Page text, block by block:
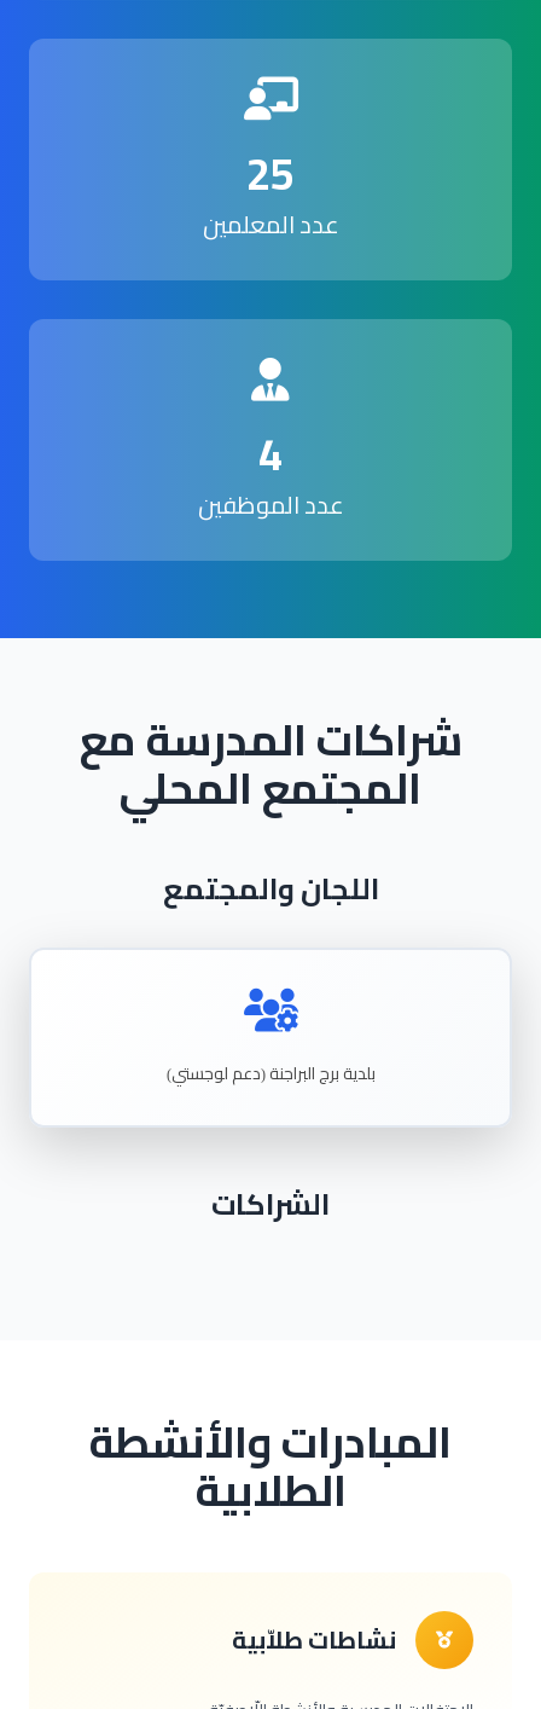
25
عدد المعلمين
4
عدد الموظفين
شراكات المدرسة مع
المجتمع المحلي
اللجان والمجتمع
بلديةبرجالبراجنة( دعملوجستي)
الشراكات
المبادرات والأنشطة
الطلابية
نشاطات طلاّبية